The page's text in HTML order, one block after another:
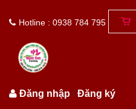
Hotline : 0938 784 795
Đăng nhập /Đăng ký